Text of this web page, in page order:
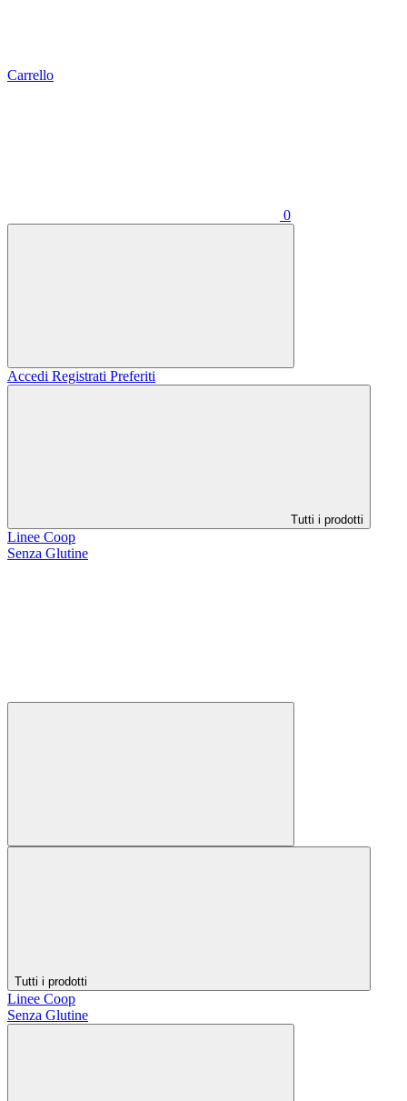
Carrello
0
Accedi Registrati Preferiti
Tutti i prodotti
Linee Coop
Senza Glutine
Tutti i prodotti
Linee Coop
Senza Glutine